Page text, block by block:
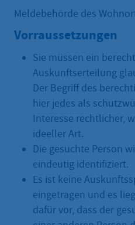
Meldebehörde des
Vorraussetzungen
Sie müssen ein
Auskunftserteilung
Der Begriff des
hier jedes als
Interesse rechtlicher,
ideeller Art.
Die gesuchte Person
eindeutig identifiziert.
Es ist keine
eingetragen und es
dafür vor, dass der